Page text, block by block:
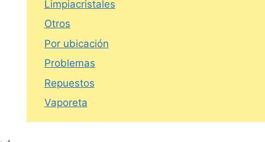
Limpiacristales
Otros
Por ubicación
Problemas
Repuestos
Vaporeta